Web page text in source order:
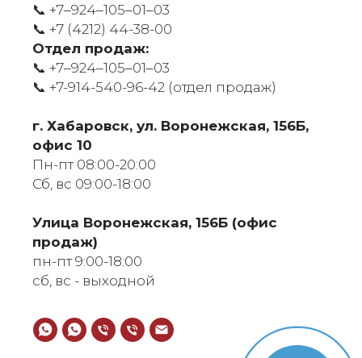
📞 +7‒924‒105‒01‒03
📞 +7 (4212) 44-38-00
Отдел продаж:
📞 +7‒924‒105‒01‒03
📞 +7-914-540-96-42 (отдел продаж)
г. Хабаровск, ул. Воронежская, 156Б,
офис 10
Пн-пт 08:00-20:00
Сб, вс 09:00-18:00
​Улица Воронежская, 156Б (офис
продаж)
пн-пт 9:00-18:00
сб, вс - выходной